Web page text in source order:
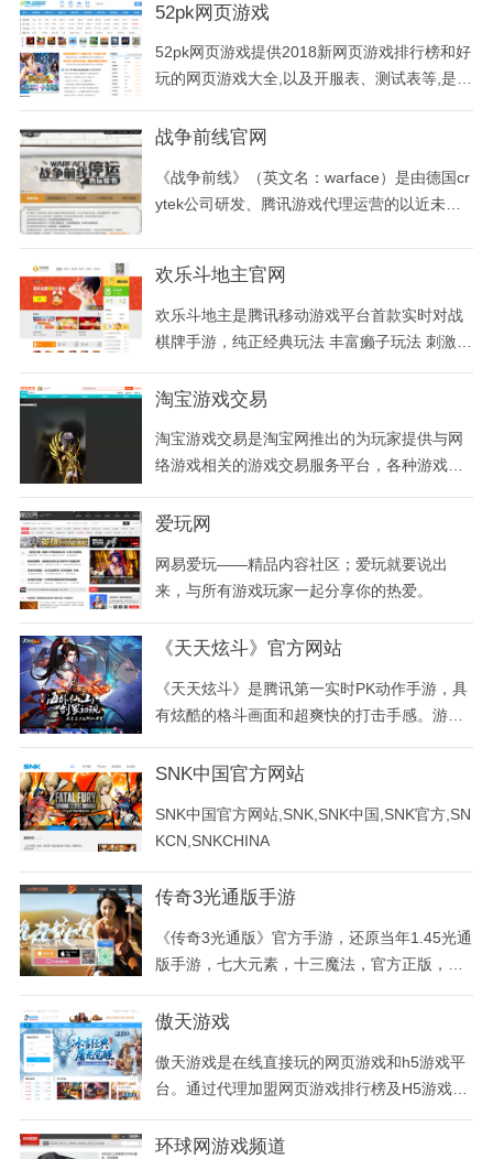
52pk网页游戏
52pk网页游戏提供2018新网页游戏排行榜和好
玩的网页游戏大全,以及开服表、测试表等,是国
战争前线官网
《战争前线》（英文名：warface）是由德国cr
ytek公司研发、腾讯游戏代理运营的以近未来
的四种职业、持续更新的pve任务、独具匠心的
pvp模式及丰富的diy枪械改造系统，为玩家打
造真实的战争场景。并结合aaa级包装质量的ai
欢乐斗地主官网
欢乐斗地主是腾讯移动游戏平台首款实时对战
棋牌手游，纯正经典玩法 丰富癞子玩法 刺激挑
戏玩家同桌竞技，还可以和好友拼倍数、拼财
淘宝游戏交易
淘宝游戏交易是淘宝网推出的为玩家提供与网
络游戏相关的游戏交易服务平台，各种游戏
游戏交易中心里应有尽有，安全快速的交易服
以支付宝为担保形式进行。
爱玩网
网易爱玩——精品内容社区；爱玩就要说出
来，与所有游戏玩家一起分享你的热爱。
《天天炫斗》官方网站
《天天炫斗》是腾讯第一实时PK动作手游，具
有炫酷的格斗画面和超爽快的打击手感。游戏
屏大招，给人带来动作游戏巅峰体验。游戏中
多种好友互动玩法，还可变身成为BOSS、机
甲击溃敌人。新版本将更新角色觉醒系统，焕
然一新的主角
SNK中国官方网站
SNK中国官方网站,SNK,SNK中国,SNK官方,SN
KCN,SNKCHINA
传奇3光通版手游
《传奇3光通版》官方手游，还原当年1.45光通
版手游，七大元素，十三魔法，官方正版，人
人平等
傲天游戏
傲天游戏是在线直接玩的网页游戏和h5游戏平
台。通过代理加盟网页游戏排行榜及H5游戏排
工智能时代很受玩家喜欢的三端游戏平台。
环球网游戏频道